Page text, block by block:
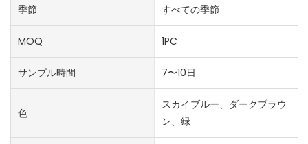
季節 すべての季節
MOQ 1PC
サンプル時間 7〜10日
色
スカイブルー、ダークブラウ
ン、緑